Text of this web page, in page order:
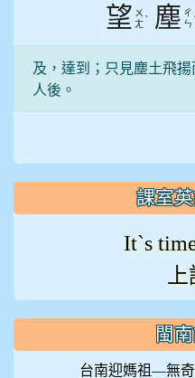
望 ㄨ
ㄤˋ 塵 ㄔ
ㄣ
及，達到；只見塵土飛
人後。
課室
It`s
閩
台南迎媽祖—無奇